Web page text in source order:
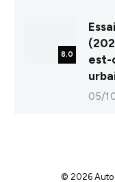
8.0
est-
05/
© 2026 Auto